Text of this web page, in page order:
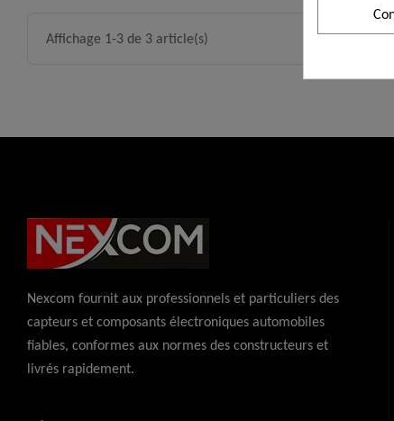
Affichage 1-3 de 3 article(s)
Nexcom fournit aux professionnels et particuliers des
capteurs et composants électroniques automobiles
fiables, conformes aux normes des constructeurs et
livrés rapidement.